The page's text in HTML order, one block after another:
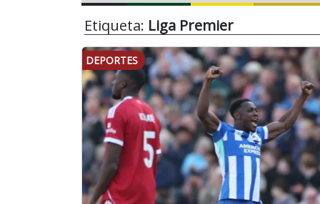
Etiqueta: Liga Premier
DEPORTES